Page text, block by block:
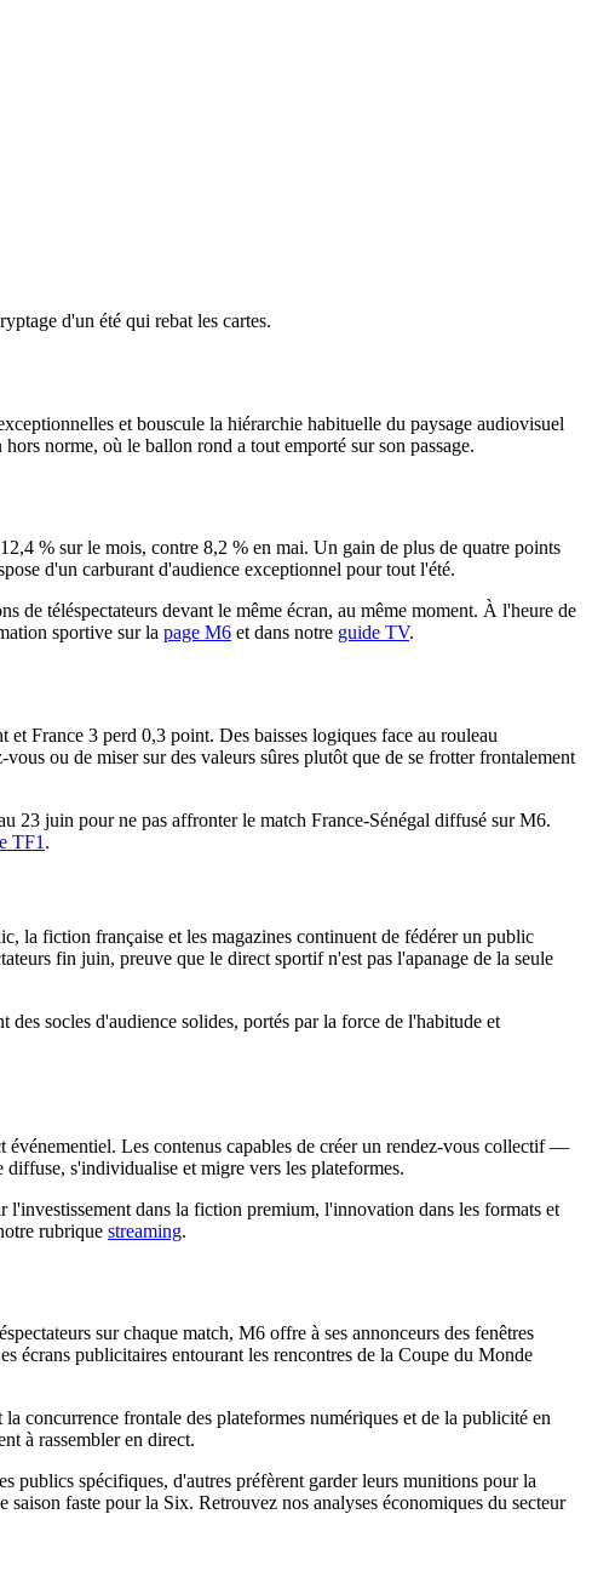
d'un été qui rebat les cartes.
et bouscule la hiérarchie habituelle du paysage audiovisuel
norme, où le ballon rond a tout emporté sur son passage.
% sur le mois, contre 8,2 % en mai. Un gain de plus de quatre points
d'un carburant d'audience exceptionnel pour tout l'été.
de téléspectateurs devant le même écran, au même moment. À l'heure de
sportive sur la page M6 et dans notre guide TV.
France 3 perd 0,3 point. Des baisses logiques face au rouleau
ou de miser sur des valeurs sûres plutôt que de se frotter frontalement
23 juin pour ne pas affronter le match France-Sénégal diffusé sur M6.
TF1 .
la fiction française et les magazines continuent de fédérer un public
fin juin, preuve que le direct sportif n'est pas l'apanage de la seule
des socles d'audience solides, portés par la force de l'habitude et
Les contenus capables de créer un rendez-vous collectif —
s'individualise et migre vers les plateformes.
l'investissement dans la fiction premium, l'innovation dans les formats et
rubrique streaming.
sur chaque match, M6 offre à ses annonceurs des fenêtres
écrans publicitaires entourant les rencontres de la Coupe du Monde
concurrence frontale des plateformes numériques et de la publicité en
à rassembler en direct.
publics spécifiques, d'autres préfèrent garder leurs munitions pour la
faste pour la Six. Retrouvez nos analyses économiques du secteur